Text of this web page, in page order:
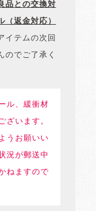
品との交換対
（返金対応）
イテムの次回
のでご了承く
ル、緩衝材
ざいます。
うお願いい
況が郵送中
ねますので